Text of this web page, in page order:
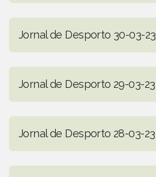
Jornal de Desporto 30-03-23
Jornal de Desporto 29-03-23
Jornal de Desporto 28-03-23